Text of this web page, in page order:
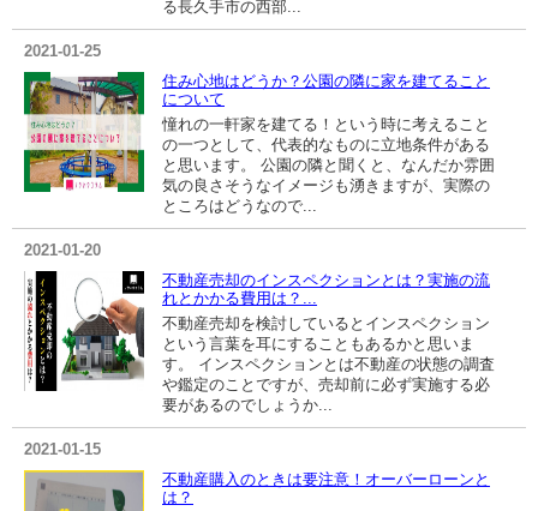
る長久手市の西部...
2021-01-25
住み心地はどうか？公園の隣に家を建てること
について
憧れの一軒家を建てる！という時に考えること
の一つとして、代表的なものに立地条件がある
と思います。 公園の隣と聞くと、なんだか雰囲
気の良さそうなイメージも湧きますが、実際の
ところはどうなので...
2021-01-20
不動産売却のインスペクションとは？実施の流
れとかかる費用は？...
不動産売却を検討しているとインスペクション
という言葉を耳にすることもあるかと思いま
す。 インスペクションとは不動産の状態の調査
や鑑定のことですが、売却前に必ず実施する必
要があるのでしょうか...
2021-01-15
不動産購入のときは要注意！オーバーローンと
は？